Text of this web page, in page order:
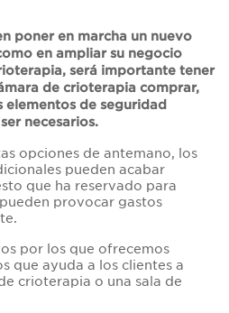
poner en marcha un nuevo
en ampliar su negocio
será importante tener
de crioterapia comprar,
elementos de seguridad
necesarios.
opciones de antemano, los
pueden acabar
que ha reservado para
provocar gastos
por los que ofrecemos
que ayuda a los clientes a
crioterapia o una sala de